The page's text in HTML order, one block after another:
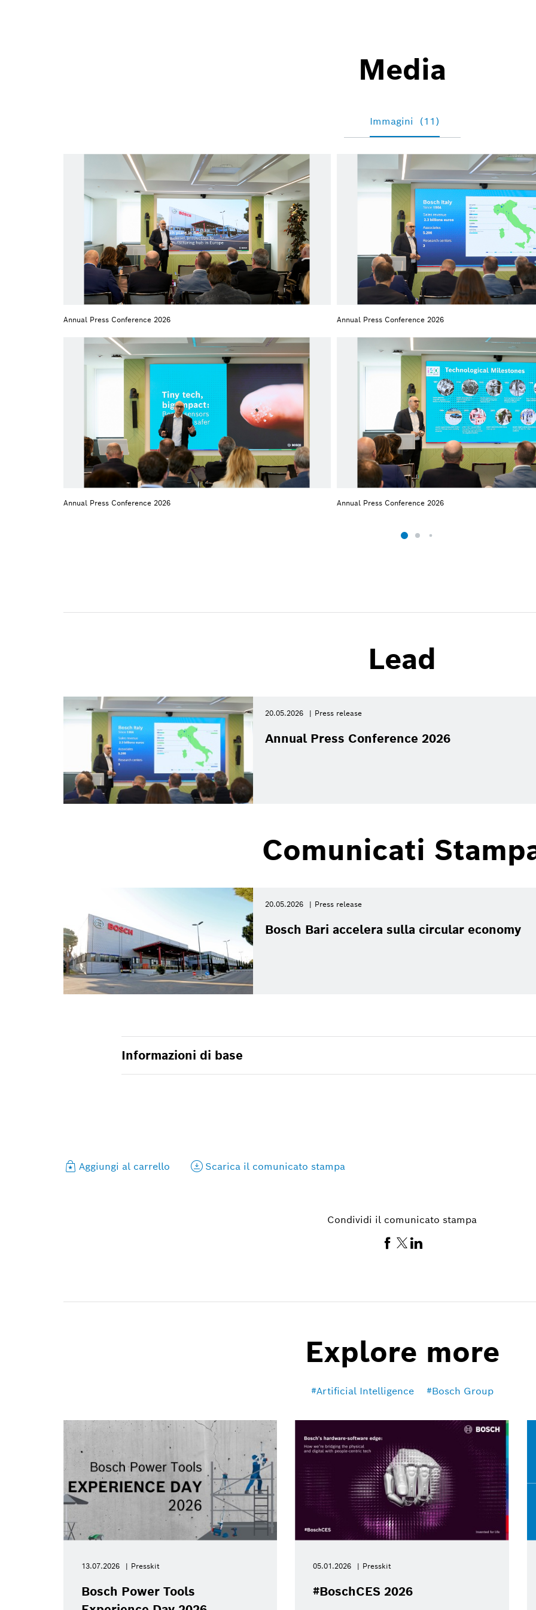
Media
Immagini (11)
Annual Press Conference 2026
Annual Press Conference 2026
Annual Press Conference 2026
Annual Press Conference 2026
Annual Press Conference 2026
Bosch Italia, focus su innovazione, sostenibilità ed economia circolare
Lead
20.05.2026 Press release
Annual Press Conference 2026
Comunicati
20.05.2026 Press release
Bosch Bari accelera sulla circular economy
Informazioni di base
Aggiungi al carrello Scarica il comunicato stampa
Condividi il comunicato stampa
Explore more
Artificial Intelligence Bosch Group
13.07.2026 Presskit
Bosch Power Tools
05.01.2026 Presskit
#BoschCES 2026